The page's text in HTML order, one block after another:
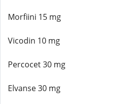
Morfiini 15 mg
Vicodin 10 mg
Percocet 30 mg
Elvanse 30 mg